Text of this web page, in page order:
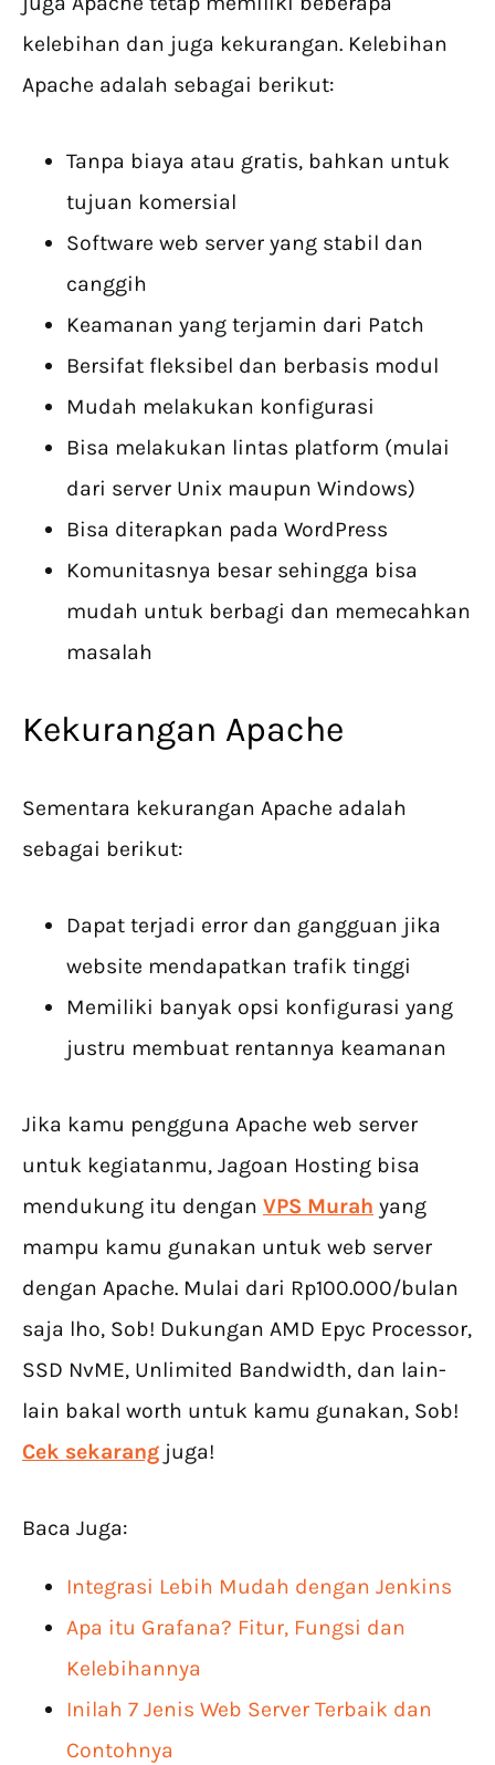
kelebihan dan juga kekurangan. Kelebihan
Apache adalah sebagai berikut:
Tanpa biaya atau gratis, bahkan untuk
tujuan komersial
Software web server yang stabil dan
canggih
Keamanan yang terjamin dari Patch
Bersifat fleksibel dan berbasis modul
Mudah melakukan konfigurasi
Bisa melakukan lintas platform (mulai
dari server Unix maupun Windows)
Bisa diterapkan pada WordPress
Komunitasnya besar sehingga bisa
mudah untuk berbagi dan memecahkan
masalah
Kekurangan Apache
Sementara kekurangan Apache adalah
sebagai berikut:
Dapat terjadi error dan gangguan jika
website mendapatkan trafik tinggi
Memiliki banyak opsi konfigurasi yang
justru membuat rentannya keamanan
Jika kamu pengguna Apache web server
untuk kegiatanmu, Jagoan Hosting bisa
mendukung itu dengan VPS Murah yang
mampu kamu gunakan untuk web server
dengan Apache. Mulai dari Rp100.000/bulan
saja lho, Sob! Dukungan AMD Epyc Processor,
SSD NvME, Unlimited Bandwidth, dan lain-
lain bakal worth untuk kamu gunakan, Sob!
Cek sekarang juga!
Baca Juga:
Integrasi Lebih Mudah dengan Jenkins
Apa itu Grafana? Fitur, Fungsi dan
Kelebihannya
Inilah 7 Jenis Web Server Terbaik dan
Contohnya